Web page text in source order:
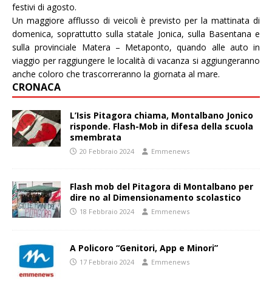
festivi di agosto.
Un maggiore afflusso di veicoli è previsto per la mattinata di
domenica, soprattutto sulla statale Jonica, sulla Basentana e
sulla provinciale Matera – Metaponto, quando alle auto in
viaggio per raggiungere le località di vacanza si aggiungeranno
anche coloro che trascorreranno la giornata al mare.
CRONACA
L’Isis Pitagora chiama, Montalbano Jonico
risponde. Flash-Mob in difesa della scuola
smembrata
20 Febbraio 2024 Emmenews
Flash mob del Pitagora di Montalbano per
dire no al Dimensionamento scolastico
18 Febbraio 2024 Emmenews
A Policoro “Genitori, App e Minori”
17 Febbraio 2024 Emmenews